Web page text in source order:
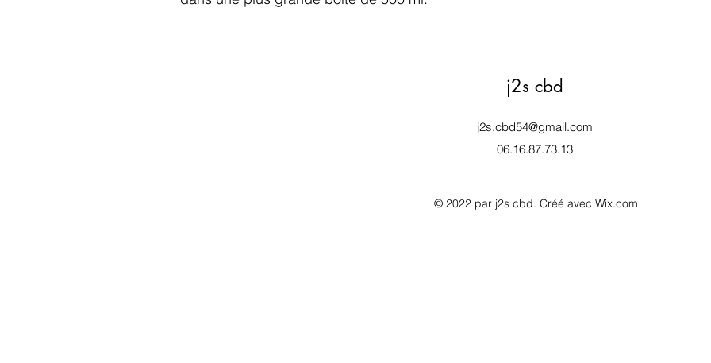
j2s cbd
j2s.cbd54@gmail.com
06.16.87.73.13
© 2022 par j2s cbd. Créé avec Wix.com